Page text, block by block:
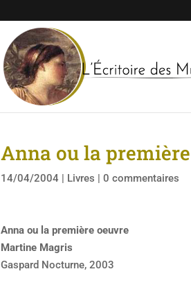
Anna ou la
14/04/2004 | Livres | 0 commentaires
Anna ou la première oeuvre
Martine Magris
Gaspard Nocturne, 2003